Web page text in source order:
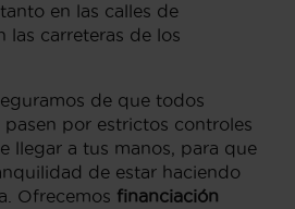
en las calles de
las carreteras de los
de que todos
pasen por estrictos controles
llegar a tus manos, para que
de estar haciendo
Ofrecemos financiación